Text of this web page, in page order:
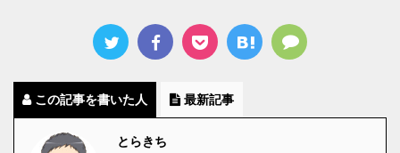
この記事を書いた人 最新記事
とらきち